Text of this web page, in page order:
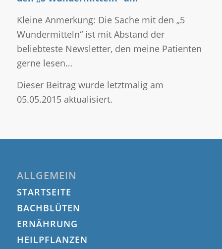
Kleine Anmerkung: Die Sache mit den „5
Wundermitteln“ ist mit Abstand der
beliebteste Newsletter, den meine Patienten
gerne lesen…
Dieser Beitrag wurde letztmalig am
05.05.2015 aktualisiert.
ALLGEMEIN
STARTSEITE
BACHBLÜTEN
ERNÄHRUNG
HEILPFLANZEN